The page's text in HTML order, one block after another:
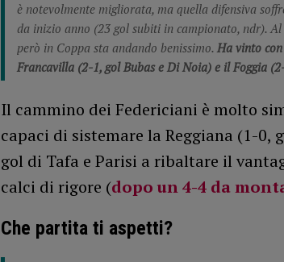
è notevolmente migliorata, ma quella difensiva
da inizio anno (23 gol subiti in campionato, ndr).
però in Coppa sta andando benissimo. Ha vinto
Francavilla (2-1, gol Bubas e Di Noia) e il Foggia
Il cammino dei Federiciani è molto
capaci di sistemare la Reggiana (1-0,
gol di Tafa e Parisi a ribaltare il
calci di rigore (dopo un 4-4 da
Che partita ti aspetti?